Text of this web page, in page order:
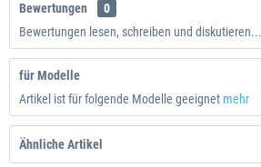
Bewertungen
0
Bewertungen lesen, schreiben und diskutieren...
für Modelle
Artikel ist für folgende Modelle geeignet mehr
Ähnliche Artikel